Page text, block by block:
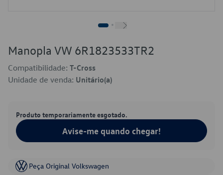
Manopla VW 6R1823533TR2
Compatibilidade: T-Cross
Unidade de venda: Unitário(a)
Produto temporariamente esgotado.
Avise-me quando chegar!
Peça Original Volkswagen